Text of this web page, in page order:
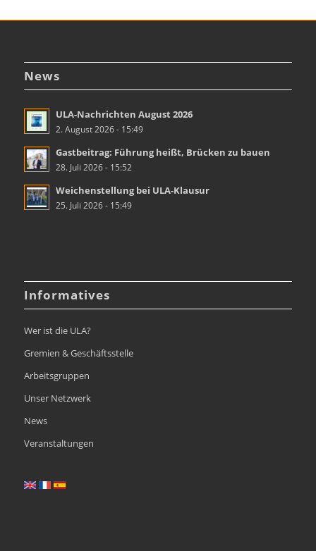
News
ULA-Nachrichten August 2026
2. August 2026 - 15:49
Gastbeitrag: Führung heißt, Brücken zu bauen
28. Juli 2026 - 15:52
Weichenstellung bei ULA-Klausur
25. Juli 2026 - 15:49
Informatives
Wer ist die ULA?
Gremien & Geschäftsstelle
Arbeitsgruppen
Unser Netzwerk
News
Veranstaltungen